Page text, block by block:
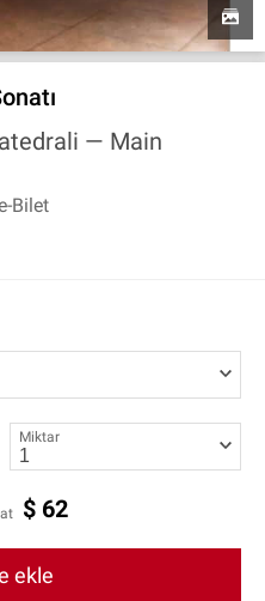
— Main
Bilet
Miktar
$ 62
ekle